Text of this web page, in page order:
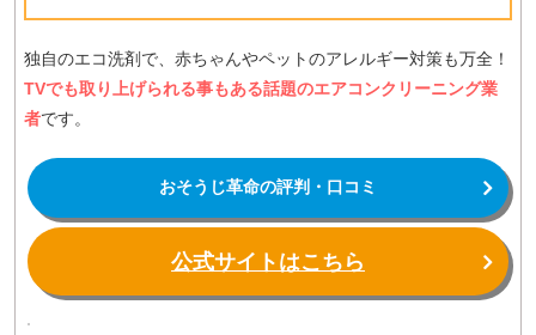
独自のエコ洗剤で、赤ちゃんやペットのアレルギー対策も万全！
TVでも取り上げられる事もある話題のエアコンクリーニング業
者です。
おそうじ革命の評判・口コミ
公式サイトはこちら